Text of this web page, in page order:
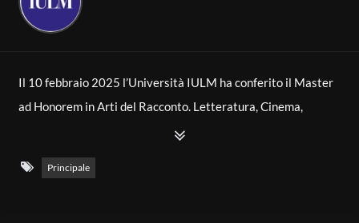
Il 10 febbraio 2025 l’Università IULM ha conferito il Master
ad Honorem in Arti del Racconto. Letteratura, Cinema,
Televisione all’attore francese Vincent Lindon, attore simbolo
profondità e autenticità le contraddizioni della società
Principale